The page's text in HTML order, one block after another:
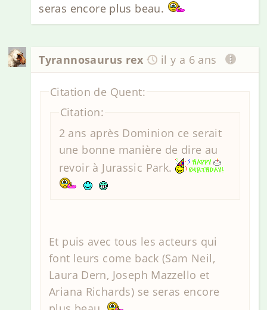
seras encore plus beau.
Tyrannosaurus rex il y a 6 ans
Citation de Quent:
Citation:
2 ans après Dominion ce serait
une bonne manière de dire au
revoir à Jurassic Park.
Et puis avec tous les acteurs qui
font leurs come back (Sam Neil,
Laura Dern, Joseph Mazzello et
Ariana Richards) se seras encore